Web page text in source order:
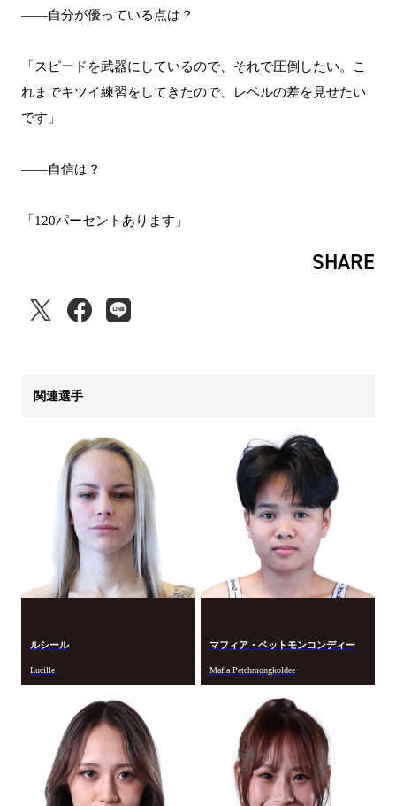
――自分が優っている点は？
「スピードを武器にしているので、それで圧倒したい。こ
れまでキツイ練習をしてきたので、レベルの差を見せたい
です」
――自信は？
「120パーセントあります」
SHARE
関連選手
ルシール
Lucille
マフィア・ペットモンコンディー
Mafia Petchmongkoldee